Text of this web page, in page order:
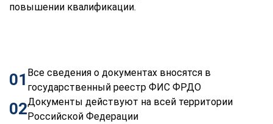
повышении квалификации.
01 Все сведения о документах вносятся в
государственный реестр ФИС ФРДО
02Документы действуют на всей территории
Российской Федерации